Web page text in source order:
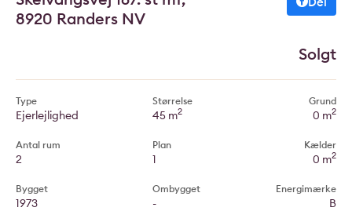
8920 Randers NV
Solgt
Type
Ejerlejlighed
Antal rum
2
Bygget
1973
Størrelse
45 m2
Plan
1
Ombygget
-
Grund
0 m2
Kælder
0 m2
Energimærke
B